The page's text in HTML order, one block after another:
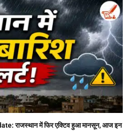
राजस्थान में फिर एक्टिव हुआ मानसून, आज इन